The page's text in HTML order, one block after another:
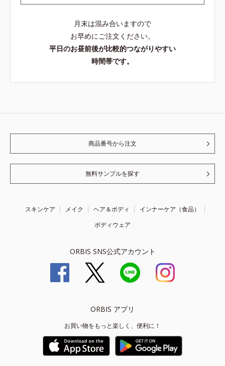
月末は混み合いますので
お早めにご注文ください。
平日のお昼前後が比較的つながりやすい
時間帯です。
商品番号から注文
無料サンプルを探す
スキンケア メイク ヘア＆ボディ
インナーケア（食品）
ボディウェア
ORBIS SNS公式アカウント
ORBIS アプリ
お買い物をもっと楽しく、便利に！